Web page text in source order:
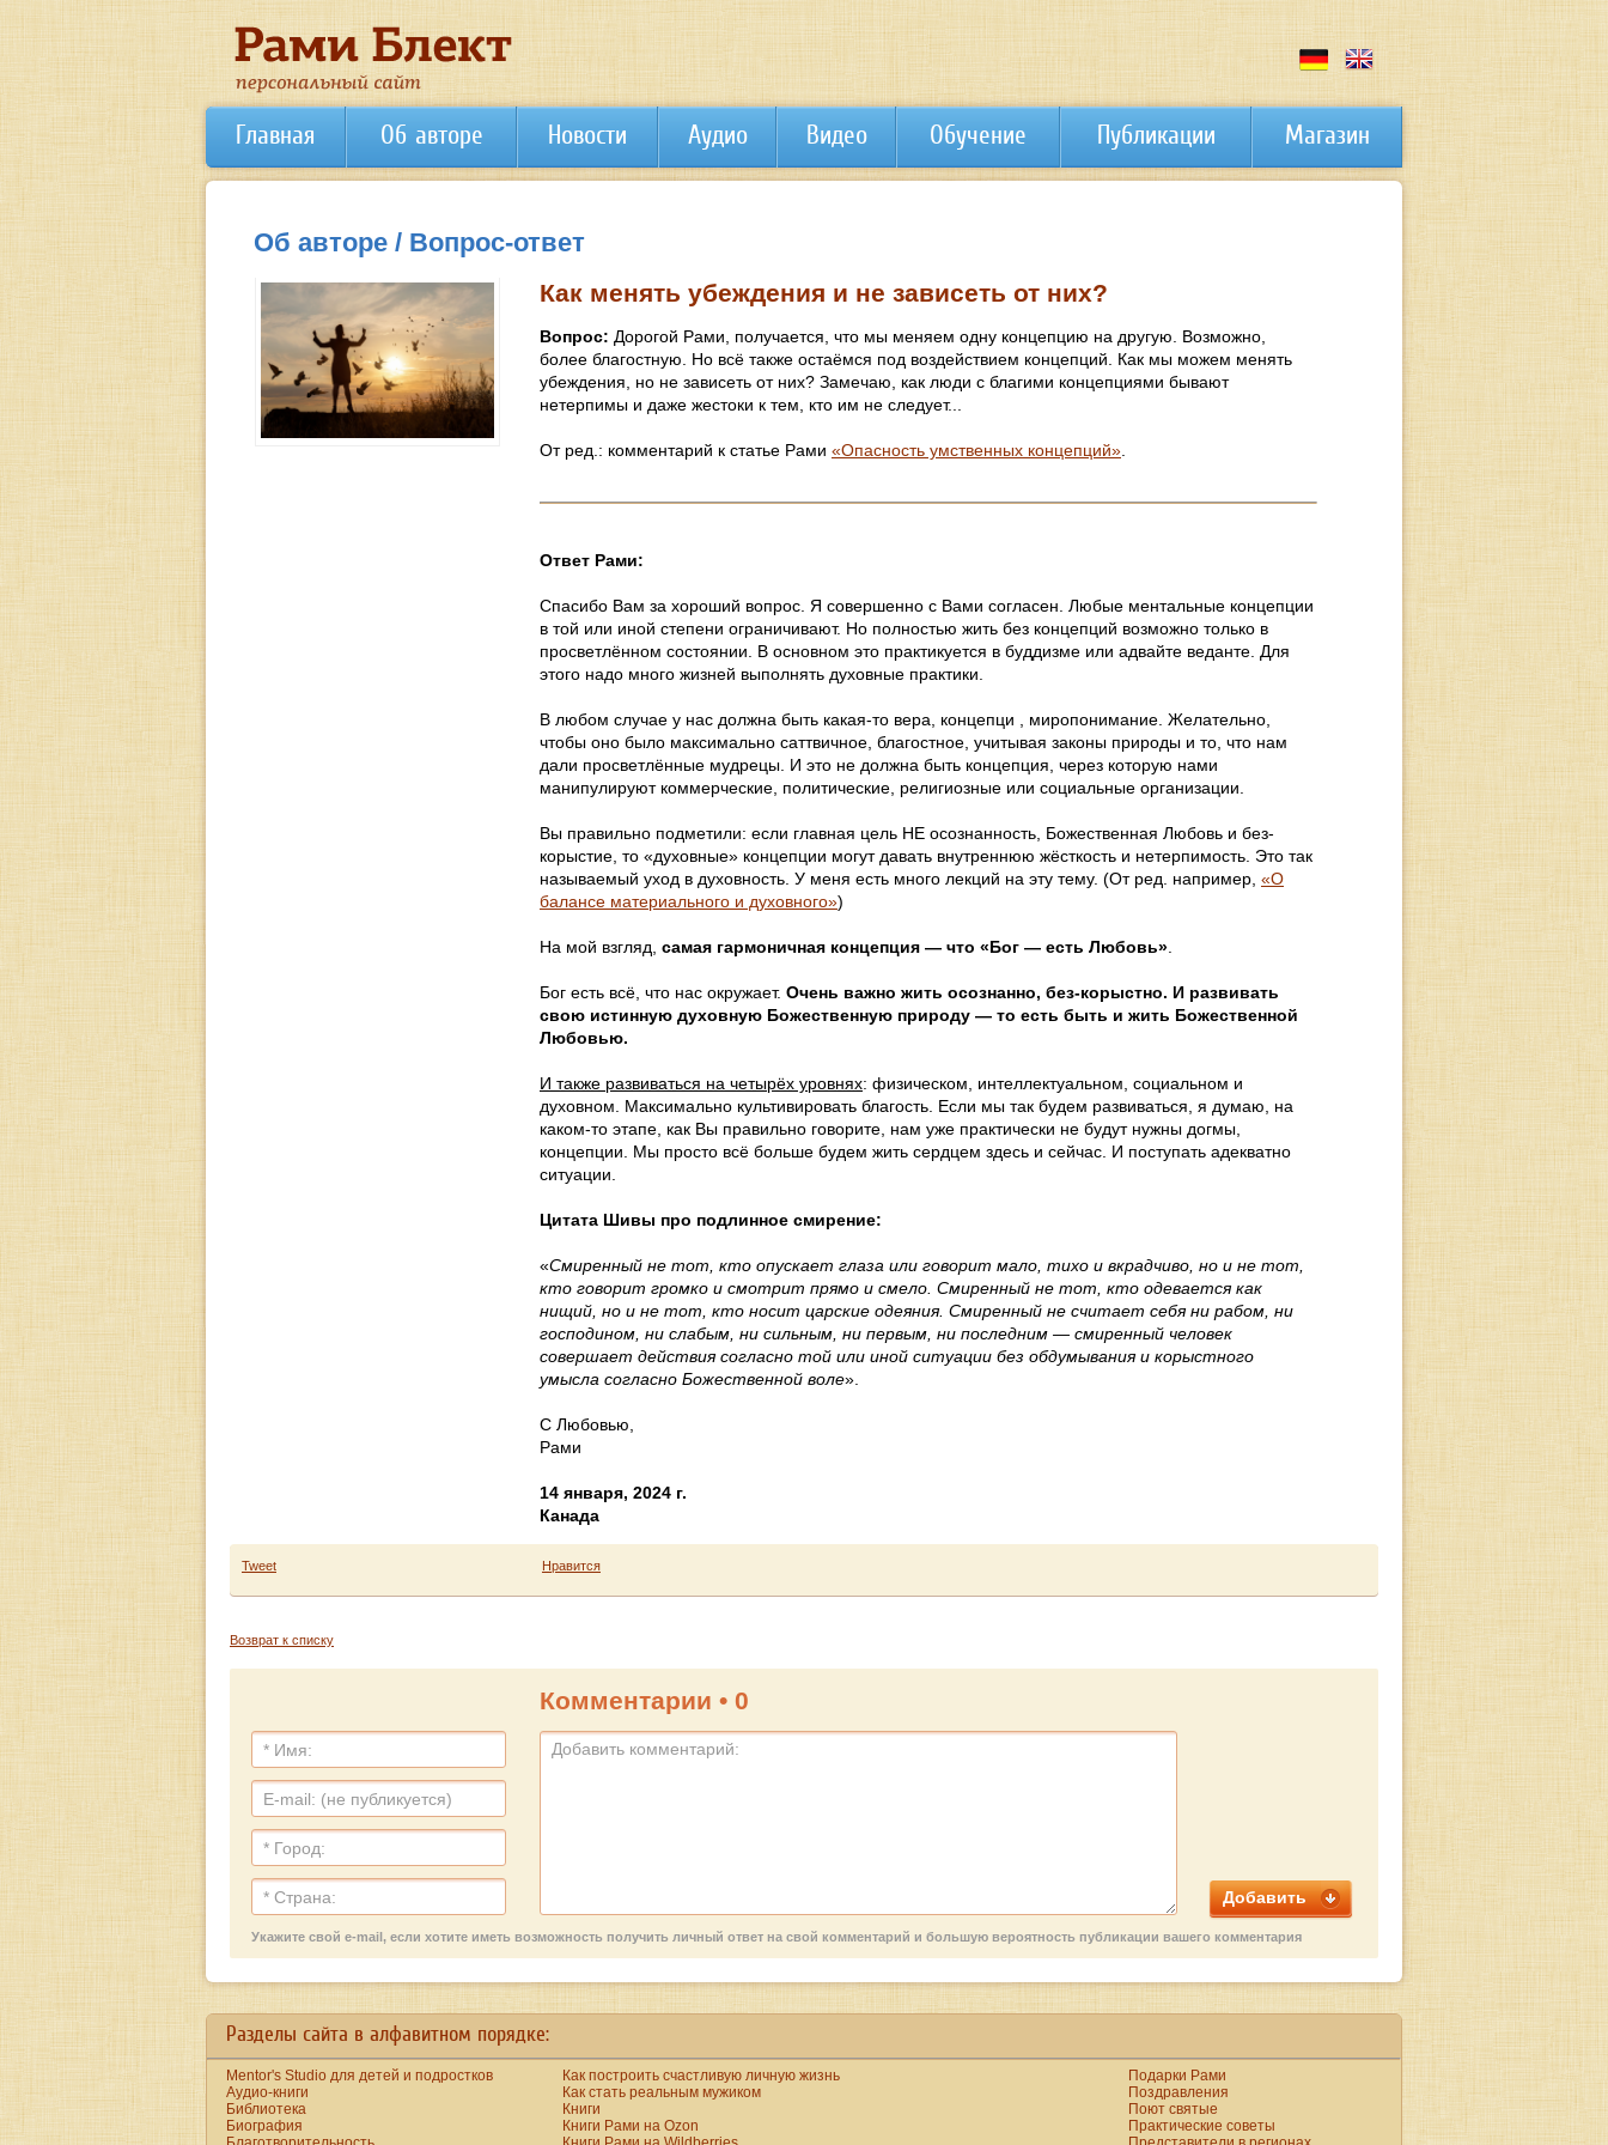
Главная Об авторе Новости Аудио Видео Обучение Публикации Магазин
Об авторе / Вопрос-ответ
Как менять убеждения и не зависеть от них?
Вопрос: Дорогой Рами, получается, что мы меняем одну концепцию на другую. Возможно,
более благостную. Но всё также остаёмся под воздействием концепций. Как мы можем менять
убеждения, но не зависеть от них? Замечаю, как люди с благими концепциями бывают
нетерпимы и даже жестоки к тем, кто им не следует...
От ред.: комментарий к статье Рами «Опасность умственных концепций»
Ответ Рами:
Спасибо Вам за хороший вопрос. Я совершенно с Вами согласен. Любые ментальные концепции
в той или иной степени ограничивают. Но полностью жить без концепций возможно только в
просветлённом состоянии. В основном это практикуется в буддизме или адвайте веданте. Для
этого надо много жизней выполнять духовные практики.
В любом случае у нас должна быть какая-то вера, концепци , миропонимание. Желательно,
чтобы оно было максимально саттвичное, благостное, учитывая законы природы и то, что нам
дали просветлённые мудрецы. И это не должна быть концепция, через которую нами
манипулируют коммерческие, политические, религиозные или социальные организации.
Вы правильно подметили: если главная цель НЕ осознанность, Божественная Любовь и без-
корыстие, то «духовные» концепции могут давать внутреннюю жёсткость и нетерпимость. Это так
называемый уход в духовность. У меня есть много лекций на эту тему. (От ред. например, «О
балансе материального и духовного»)
На мой взгляд, самая гармоничная концепция — что «Бог — есть Любовь»
Бог есть всё, что нас окружает. Очень важно жить осознанно, без-корыстно. И развивать
свою истинную духовную Божественную природу — то есть быть и жить Божественной
Любовью.
И также развиваться на четырёх уровнях: физическом, интеллектуальном, социальном и
духовном. Максимально культивировать благость. Если мы так будем развиваться, я думаю, на
каком-то этапе, как Вы правильно говорите, нам уже практически не будут нужны догмы,
концепции. Мы просто всё больше будем жить сердцем здесь и сейчас. И поступать адекватно
ситуации.
Цитата Шивы про подлинное смирение:
«Смиренный не тот, кто опускает глаза или говорит мало, тихо и вкрадчиво, но и не тот,
кто говорит громко и смотрит прямо и смело. Смиренный не тот, кто одевается как
нищий, но и не тот, кто носит царские одеяния. Смиренный не считает себя ни рабом, ни
господином, ни слабым, ни сильным, ни первым, ни последним — смиренный человек
совершает действия согласно той или иной ситуации без обдумывания и корыстного
умысла согласно Божественной воле».
С Любовью,
Рами
14 января, 2024 г.
Канада
Tweet Нравится
Возврат к списку
Комментарии • 0
Добавить
Укажите свой e-mail, если хотите иметь возможность получить личный ответ на свой комментарий и большую вероятность публикации вашего комментария
new
https://www.bestreplicawatchsite.org
online.
watches
men
best
Разделы сайта в алфавитном порядке:
Mentor's Studio для детей и подростков
Аудио-книги
Библиотека
Биография
Как построить счастливую личную жизнь
Как стать реальным мужиком
Книги
Книги Рами на Ozon
Подарки Рами
Поздравления
Поют святые
Практические советы